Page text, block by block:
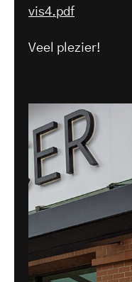
vis4.pdf
Veel plezier!